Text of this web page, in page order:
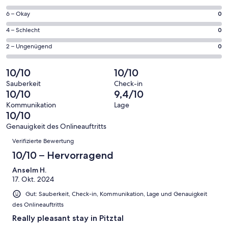
geöffnet
insgesamt
21
Gästebewertungen
haben
eine
Bewertung
von
10
-
Hervorragend
von
insgesamt
21
Gästebewertungen
haben
Bewertung
von
8
-
Gut
0
von
insgesamt
21
Gästebewertungen
haben
eine
Bewertung
von
6
-
Okay
6 – Okay 0
0
von
insgesamt
Gästebewertungen
haben
eine
Bewertung
von
4
4 – Schlecht 0
0
von
insgesamt
21
Gästebewertungen
haben
eine
Bewertung
2 – Ungenügend 0
10/10
Sauberkeit
10/10
Check-in
10/10
Kommunikation
9,4/10
Lage
10/10
Genauigkeit des Onlineauftritts
Bewertungen
Verifizierte Bewertung
10/10 – Hervorragend
Anselm H.
17. Okt. 2024
Gut: Sauberkeit, Check-in, Kommunikation, Lage und Genauigkeit
des Onlineauftritts
Really pleasant stay in Pitztal